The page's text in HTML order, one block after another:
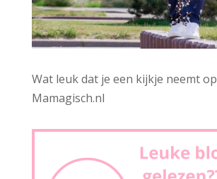
Wat leuk dat je een kijkje neemt op
Mamagisch.nl